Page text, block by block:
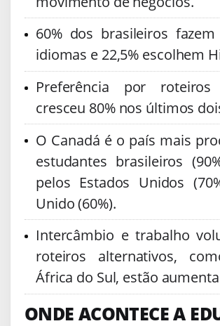
60% dos brasileiros
idiomas e 22,5% escolhem
Preferência por roteiros
cresceu 80% nos últimos
O Canadá é o país mais
estudantes brasileiros
pelos Estados Unidos
Unido (60%).
Intercâmbio e trabalho
roteiros alternativos,
África do Sul, estão
ONDE ACONTECE A